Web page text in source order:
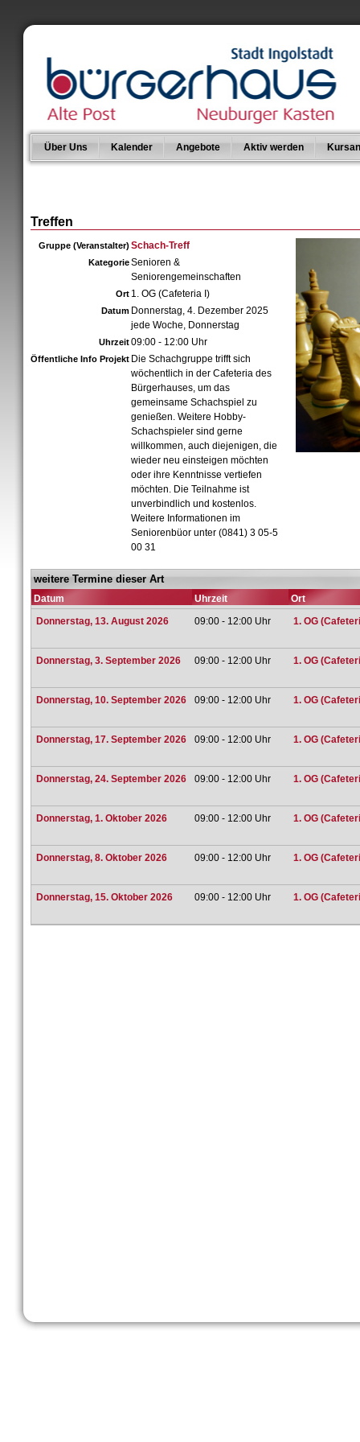
Über Uns Kalender Angebote Aktiv werden
Treffen
Gruppe (Veranstalter) Schach-Treff
KategorieSenioren &
Seniorengemeinschaften
Ort 1. OG (Cafeteria I)
Datum Donnerstag, 4. Dezember 2025
jede Woche, Donnerstag
Uhrzeit09:00 - 12:00 Uhr
Öffentliche Info Projekt Die Schachgruppe trifft sich
wöchentlich in der Cafeteria des
Bürgerhauses, um das
gemeinsame Schachspiel zu
genießen. Weitere Hobby-
Schachspieler sind gerne
willkommen, auch diejenigen, die
wieder neu einsteigen möchten
oder ihre Kenntnisse vertiefen
möchten. Die Teilnahme ist
unverbindlich und kostenlos.
Weitere Informationen im
Seniorenbüor unter (0841) 3 05-5
00 31
weitere Termine dieser Art
Datum Uhrzeit
Ort
Donnerstag, 13. August 2026
09:00 - 12:00 Uhr 1. OG
Donnerstag, 3. September 2026 09:00 - 12:00 Uhr 1. OG
Donnerstag, 10. September 2026 09:00 - 12:00 Uhr 1. OG
Donnerstag, 17. September 2026 09:00 - 12:00 Uhr 1. OG
Donnerstag, 24. September 2026 09:00 - 12:00 Uhr 1. OG
Donnerstag, 1. Oktober 2026 09:00 - 12:00 Uhr 1. OG
Donnerstag, 8. Oktober 2026 09:00 - 12:00 Uhr 1. OG
Donnerstag, 15. Oktober 2026 09:00 - 12:00 Uhr 1. OG